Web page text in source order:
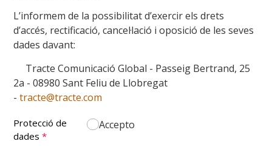
L’informem de la possibilitat d’exercir els drets
d’accés, rectificació, cancel·lació i oposició de les seves
dades davant:
Tracte Comunicació Global - Passeig Bertrand, 25
2a - 08980 Sant Feliu de Llobregat
-tracte@tracte.com
Protecció de
dades*
Accepto